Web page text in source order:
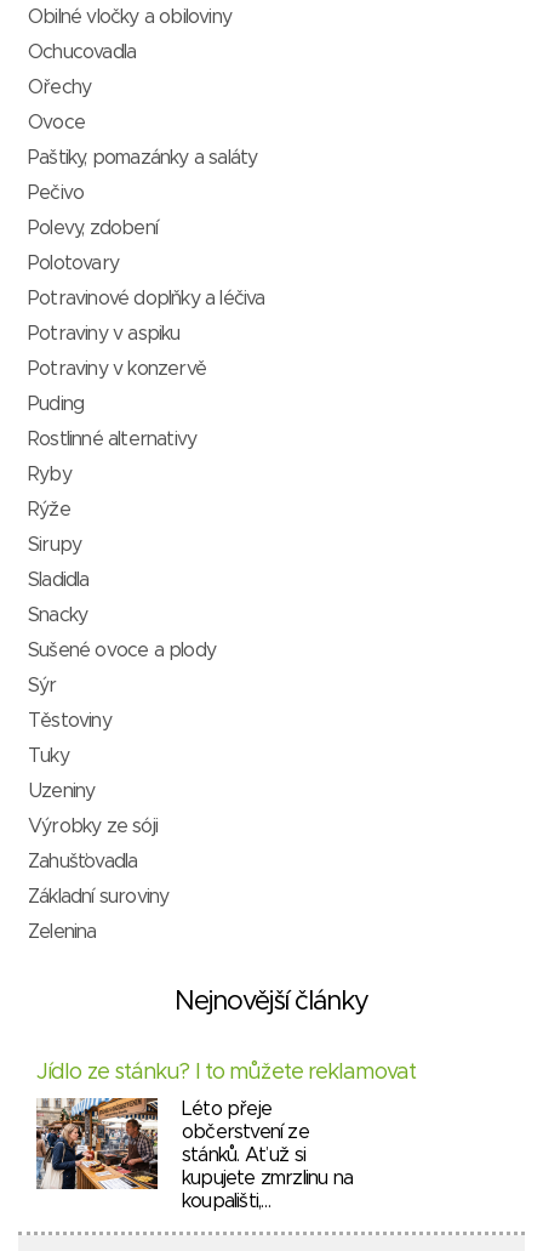
Obilné vločky a obiloviny
Ochucovadla
Ořechy
Ovoce
Paštiky, pomazánky a saláty
Pečivo
Polevy, zdobení
Polotovary
Potravinové doplňky a léčiva
Potraviny v aspiku
Potraviny v konzervě
Puding
Rostlinné alternativy
Ryby
Rýže
Sirupy
Sladidla
Snacky
Sušené ovoce a plody
Sýr
Těstoviny
Tuky
Uzeniny
Výrobky ze sóji
Zahušťovadla
Základní suroviny
Zelenina
Nejnovější články
Jídlo ze stánku? I to můžete reklamovat
Léto přeje
občerstvení ze
stánků. Ať už si
kupujete zmrzlinu na
koupališti,…